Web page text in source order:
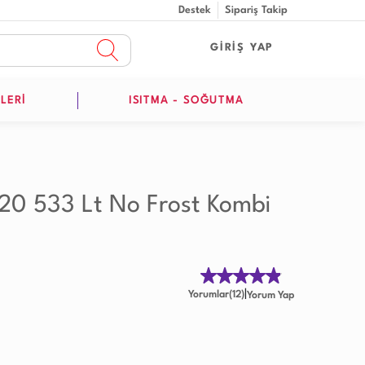
Destek Sipariş Takip
GİRİŞ YAP
ISITMA - SOĞUTMA
533 Lt No Frost Kombi
Yorumlar(12) Yorum Yap